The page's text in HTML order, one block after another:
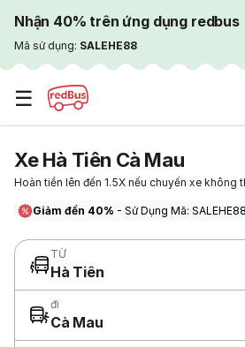
Nhận 40% trên ứng dụng redbus
Mã sử dụng: SALEHE88
☰
Xe Hà Tiên Cà Mau
Hoàn tiền lên đến 1.5X nếu chuyến xe không
Giảm đến 40% - Sử Dụng Mã: SALEHE88
TỪ
Hà Tiên
đi
Cà Mau